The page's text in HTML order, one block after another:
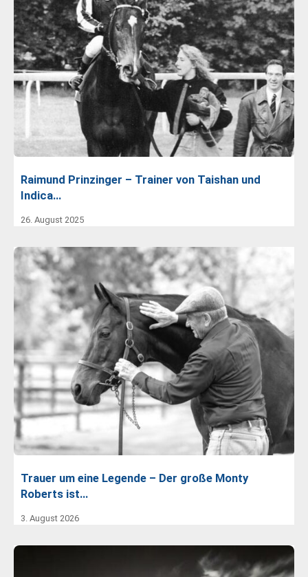
Raimund Prinzinger – Trainer von Taishan und
Indica…
26. August 2025
Trauer um eine Legende – Der große Monty
Roberts ist…
3. August 2026